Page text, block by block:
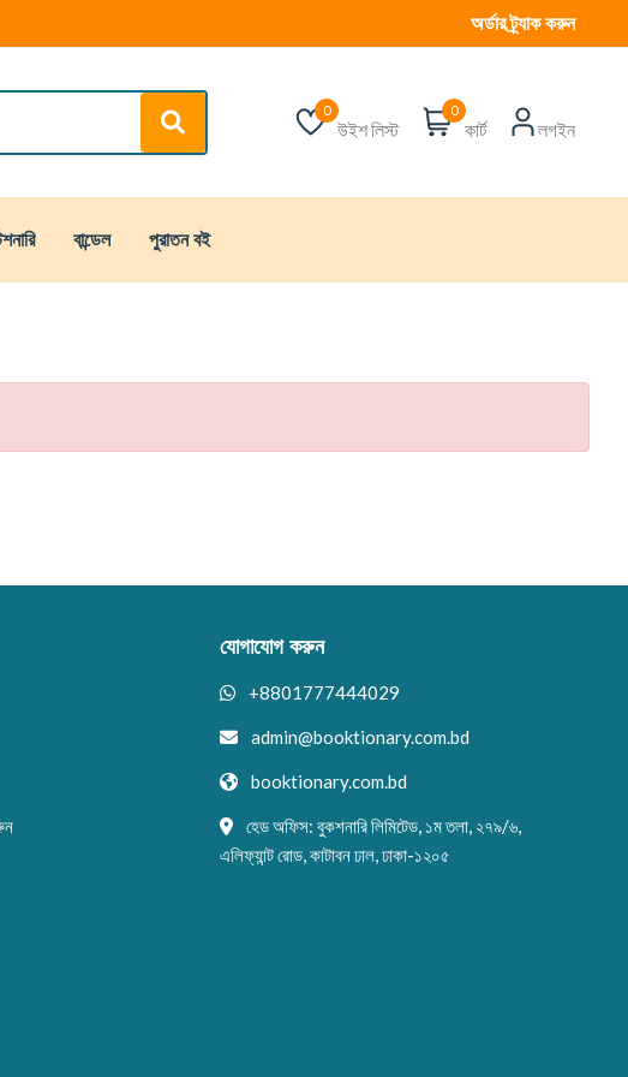
অর্ডার ট্র্যাক করুন
0
উইশ লিস্ট
0
কার্ট লগইন
বান্ডেল পুরাতন বই
যোগাযোগ করুন
+8801777444029
admin@booktionary.com.bd
booktionary.com.bd
হেড অফিস: বুকশনারি লিমিটেড, ১ম তলা, ২৭৯/৬,
এলিফ্যান্ট রোড, কাটাবন ঢাল, ঢাকা-১২০৫